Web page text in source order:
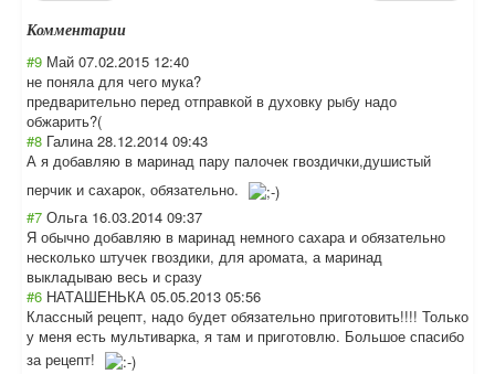
Комментарии
#9 Май 07.02.2015 12:40
не поняла для чего мука?
предварительно перед отправкой в духовку рыбу надо
обжарить?(
#8 Галина 28.12.2014 09:43
А я добавляю в маринад пару палочек гвоздички,душистый
перчик и сахарок, обязательно.
#7 Ольга 16.03.2014 09:37
Я обычно добавляю в маринад немного сахара и обязательно
несколько штучек гвоздики, для аромата, а маринад
выкладываю весь и сразу
#6 НАТАШЕНЬКА 05.05.2013 05:56
Классный рецепт, надо будет обязательно приготовить!!!! Только
у меня есть мультиварка, я там и приготовлю. Большое спасибо
за рецепт!